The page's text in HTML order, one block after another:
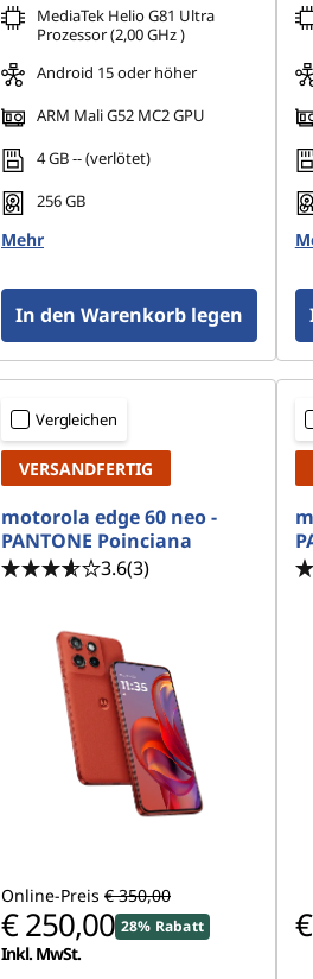
MediaTek Helio G81 Ultra
Prozessor (2,00 GHz )
Android 15 oder höher
ARM Mali G52 MC2 GPU
4 GB -- (verlötet)
256 GB
Mehr
In den Warenkorb legen
Vergleichen
VERSANDFERTIG
motorola edge 60 neo -
PANTONE Poinciana
3.6(3)
Online-Preis € 350,00
€ 250,00 28% Rabatt
Inkl. MwSt.